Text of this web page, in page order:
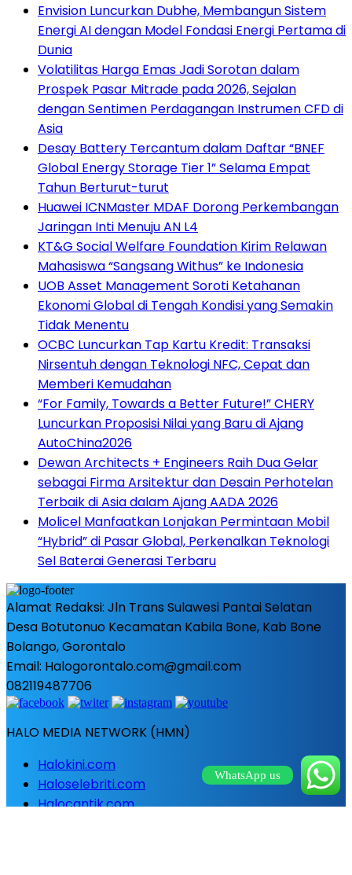
Envision Luncurkan Dubhe, Membangun Sistem
Energi AI dengan Model Fondasi Energi Pertama di
Dunia
Volatilitas Harga Emas Jadi Sorotan dalam
Prospek Pasar Mitrade pada 2026, Sejalan
dengan Sentimen Perdagangan Instrumen CFD di
Asia
Desay Battery Tercantum dalam Daftar “BNEF
Global Energy Storage Tier 1” Selama Empat
Tahun Berturut-turut
Huawei ICNMaster MDAF Dorong Perkembangan
Jaringan Inti Menuju AN L4
KT&G Social Welfare Foundation Kirim Relawan
Mahasiswa “Sangsang Withus” ke Indonesia
UOB Asset Management Soroti Ketahanan
Ekonomi Global di Tengah Kondisi yang Semakin
Tidak Menentu
OCBC Luncurkan Tap Kartu Kredit: Transaksi
Nirsentuh dengan Teknologi NFC, Cepat dan
Memberi Kemudahan
“For Family, Towards a Better Future!” CHERY
Luncurkan Proposisi Nilai yang Baru di Ajang
AutoChina2026
Dewan Architects + Engineers Raih Dua Gelar
sebagai Firma Arsitektur dan Desain Perhotelan
Terbaik di Asia dalam Ajang AADA 2026
Molicel Manfaatkan Lonjakan Permintaan Mobil
“Hybrid” di Pasar Global, Perkenalkan Teknologi
Sel Baterai Generasi Terbaru
WhatsApp us
Alamat Redaksi: Jln Trans Sulawesi Pantai Selatan
Desa Botutonuo Kecamatan Kabila Bone, Kab Bone
Bolango, Gorontalo
Email: Halogorontalo.com@gmail.com
082119487706
HALO MEDIA NETWORK (HMN)
Halokini.com
Haloselebriti.com
Halocantik.com